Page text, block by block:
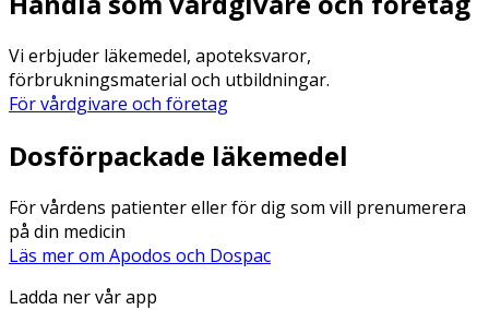
Vi erbjuder läkemedel, apoteksvaror,
förbrukningsmaterial och utbildningar.
För vårdgivare och företag
Dosförpackade läkemedel
För vårdens patienter eller för dig som vill prenumerera
på din medicin
Läs mer om Apodos och Dospac
Ladda ner vår app